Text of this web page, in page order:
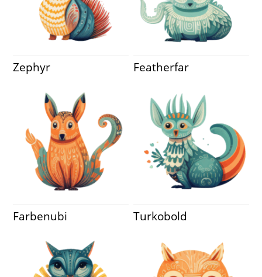
Zephyr Featherfar
Farbenubi Turkobold